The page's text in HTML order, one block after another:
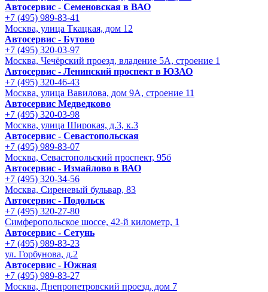
Автосервис - Семеновская в ВАО
+7 (495) 989-83-41
Москва, улица Ткацкая, дом 12
Автосервис - Бутово
+7 (495) 320-03-97
Москва, Чечёрский проезд, владение 5А, строение 1
Автосервис - Ленинский проспект в ЮЗАО
+7 (495) 320-46-43
Москва, улица Вавилова, дом 9A, строение 11
Автосервис Медведково
+7 (495) 320-03-98
Москва, улица Широкая, д.3, к.3
Автосервис - Cевастопольская
+7 (495) 989-83-07
Москва, Севастопольский проспект, 95б
Автосервис - Измайлово в ВАО
+7 (495) 320-34-56
Москва, Сиреневый бульвар, 83
Автосервис - Подольск
+7 (495) 320-27-80
Симферопольское шоссе, 42-й километр, 1
Автосервис - Сетунь
+7 (495) 989-83-23
ул. Горбунова, д.2
Автосервис - Южная
+7 (495) 989-83-27
Москва, Днепропетровский проезд, дом 7